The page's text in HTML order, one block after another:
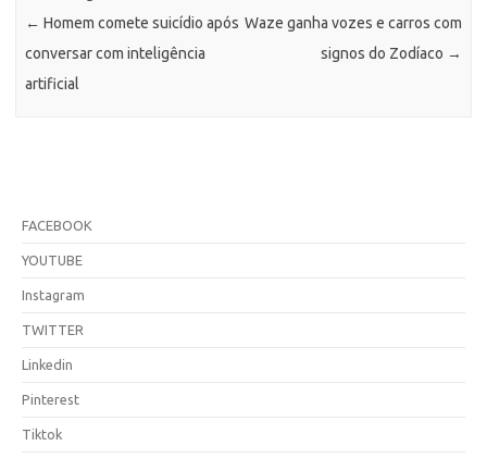
← Homem comete suicídio após
conversar com inteligência
artificial
Waze ganha vozes e carros com
signos do Zodíaco →
FACEBOOK
YOUTUBE
Instagram
TWITTER
Linkedin
Pinterest
Tiktok